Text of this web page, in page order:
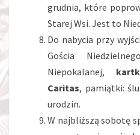
grudnia, które
Starej Wsi. Jest to
Do nabycia przy
Gościa
Niepokalanej,
Caritas, pamiątki:
urodzin.
W najbliższą sobotę